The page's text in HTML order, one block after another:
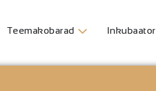
Teemakobarad Inkubaator